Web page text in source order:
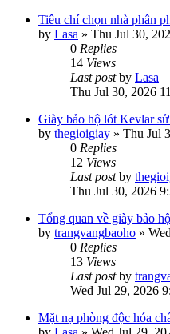
Tiêu chí chọn nhà phân
by Lasa » Thu Jul 30,
0 Replies
14 Views
Last postby Lasa
Thu Jul 30, 2026
Giày bảo hộ lót Kevlar
by thegioigiay » Thu Jul
0 Replies
12 Views
Last postby
Thu Jul 30, 2026
Tổng quan về giày bảo
by trangvangbaoho »
0 Replies
13 Views
Last postby
Wed Jul 29, 2026
Mặt nạ phòng độc hóa